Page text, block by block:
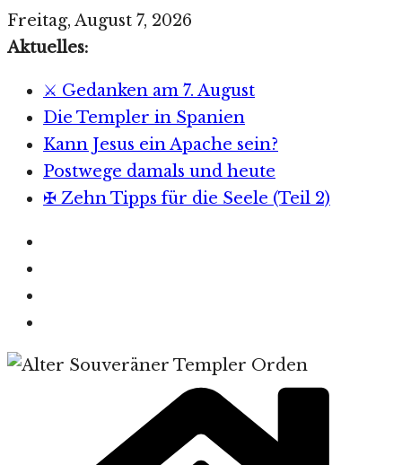
Zum
Inhalt
Freitag, August 7, 2026
Aktuelles:
⚔️ Gedanken am 7. August
Die Templer in Spanien
Kann Jesus ein Apache sein?
Postwege damals und heute
✠ Zehn Tipps für die Seele (Teil 2)